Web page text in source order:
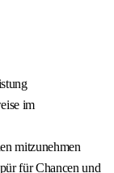
im
mitzunehmen
für Chancen und